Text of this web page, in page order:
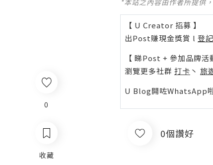
0
收藏
*本站之內容由作者所提供
【 U Creator 招募 】
出Post賺現金獎賞 l 登
【 睇Post + 參加品牌活
瀏覽更多社群 打卡 丶 旅
U Blog開咗WhatsApp
0個讚好